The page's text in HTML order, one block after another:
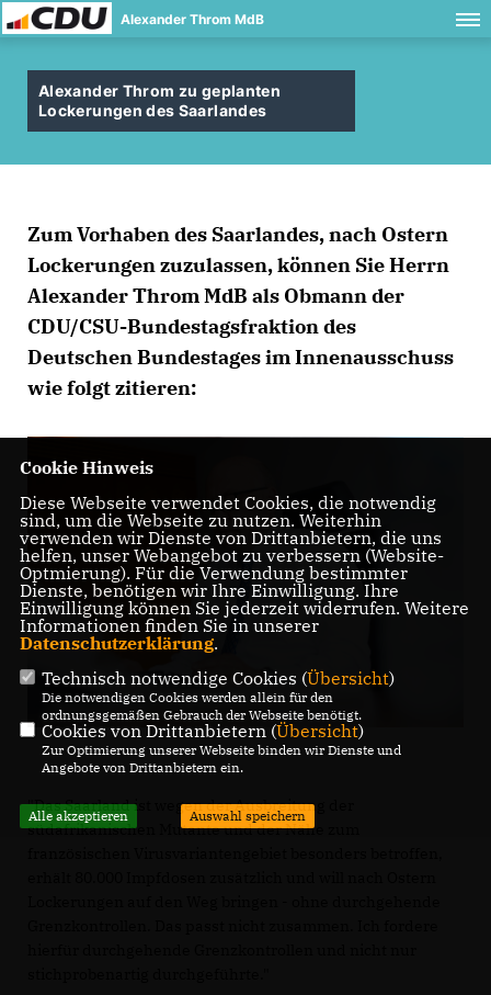
Alexander Throm MdB
Alexander Throm zu geplanten
Lockerungen des Saarlandes
Zum Vorhaben des Saarlandes, nach Ostern
Lockerungen zuzulassen, können Sie Herrn
Alexander Throm MdB als Obmann der
CDU/CSU-Bundestagsfraktion des
Deutschen Bundestages im Innenausschuss
wie folgt zitieren:
"Das Saarland ist wegen der Ausbreitung der
südafrikanischen Mutante und der Nähe zum
Cookie Hinweis
Diese Webseite verwendet Cookies, die notwendig
sind, um die Webseite zu nutzen. Weiterhin
verwenden wir Dienste von Drittanbietern, die uns
helfen, unser Webangebot zu verbessern (Website-
Optmierung). Für die Verwendung bestimmter
Dienste, benötigen wir Ihre Einwilligung. Ihre
Einwilligung können Sie jederzeit widerrufen. Weitere
Informationen finden Sie in unserer
Datenschutzerklärung.
Technisch notwendige Cookies (Übersicht)
Die notwendigen Cookies werden allein für den
ordnungsgemäßen Gebrauch der Webseite benötigt.
Cookies von Drittanbietern (Übersicht)
Zur Optimierung unserer Webseite binden wir Dienste und
Angebote von Drittanbietern ein.
Alle akzeptieren Auswahl speichern